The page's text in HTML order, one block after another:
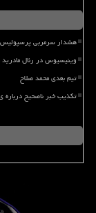
هشدار سرمربی
وینیسیوس در رئال مادرید
تیم بعدی محمد صلاح
تکذیب خبر ناصحیح